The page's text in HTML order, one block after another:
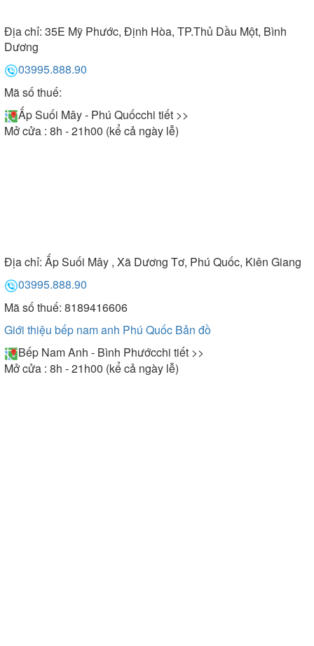
Địa chỉ: 35E Mỹ Phước, Định Hòa, TP.Thủ Dầu Một, Bình
Dương
03995.888.90
Mã số thuế:
Ấp Suối Mây - Phú Quốcchi tiết >>
Mở cửa : 8h - 21h00 (kể cả ngày lễ)
Địa chỉ: Ấp Suối Mây , Xã Dương Tơ, Phú Quốc, Kiên Giang
03995.888.90
Mã số thuế: 8189416606
Giới thiệu bếp nam anh Phú Quốc Bản đồ
Bếp Nam Anh - Bình Phướcchi tiết >>
Mở cửa : 8h - 21h00 (kể cả ngày lễ)